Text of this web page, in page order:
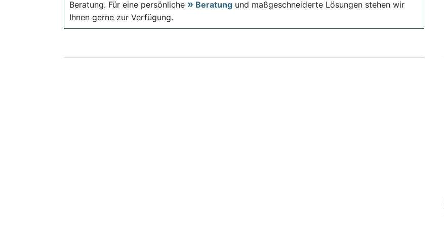
Beratung. Für eine persönliche
Beratung und maßgeschneiderte Lösungen stehen wir
Ihnen gerne zur Verfügung.